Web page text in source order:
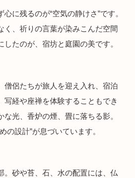
に残るのが“空気の静けさ”です。
く、祈りの言葉が染みこんだ空間
たのが、宿坊と庭園の美です。
僧侶たちが旅人を迎え入れ、宿泊
写経や座禅を体験することもでき
な光、香炉の煙、畳に落ちる影。
の設計”が息づいています。
。砂や苔、石、水の配置には、仏